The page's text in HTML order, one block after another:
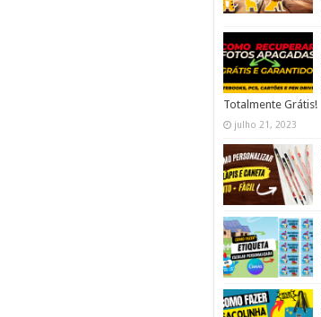
Totalmente Grátis!
julho 21, 2023